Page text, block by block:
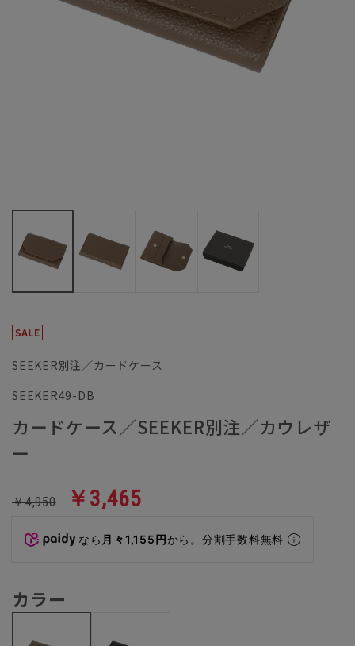
SEEKER別注／カードケース
SEEKER49-DB
カードケース／SEEKER別注／カウレザ
ー
￥4,950 ￥3,465
なら 月々1,155円から。分割手数料無料
カラー